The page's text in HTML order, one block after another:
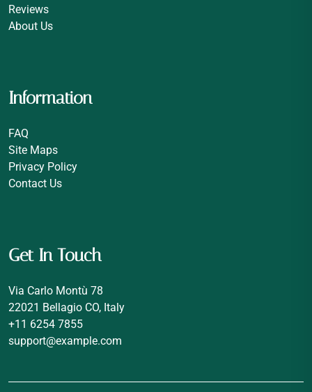
Reviews
About Us
Information
FAQ
Site Maps
Privacy Policy
Contact Us
Get In Touch
Via Carlo Montù 78
22021 Bellagio CO, Italy
+11 6254 7855
support@example.com